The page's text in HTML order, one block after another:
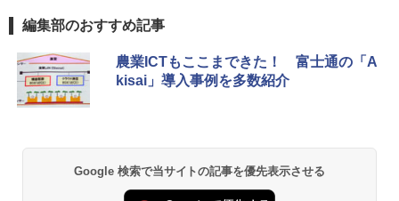
編集部のおすすめ記事
農業ICTもここまできた！ 富士通の「A
kisai」導入事例を多数紹介
Google 検索で当サイトの記事を優先表示させる